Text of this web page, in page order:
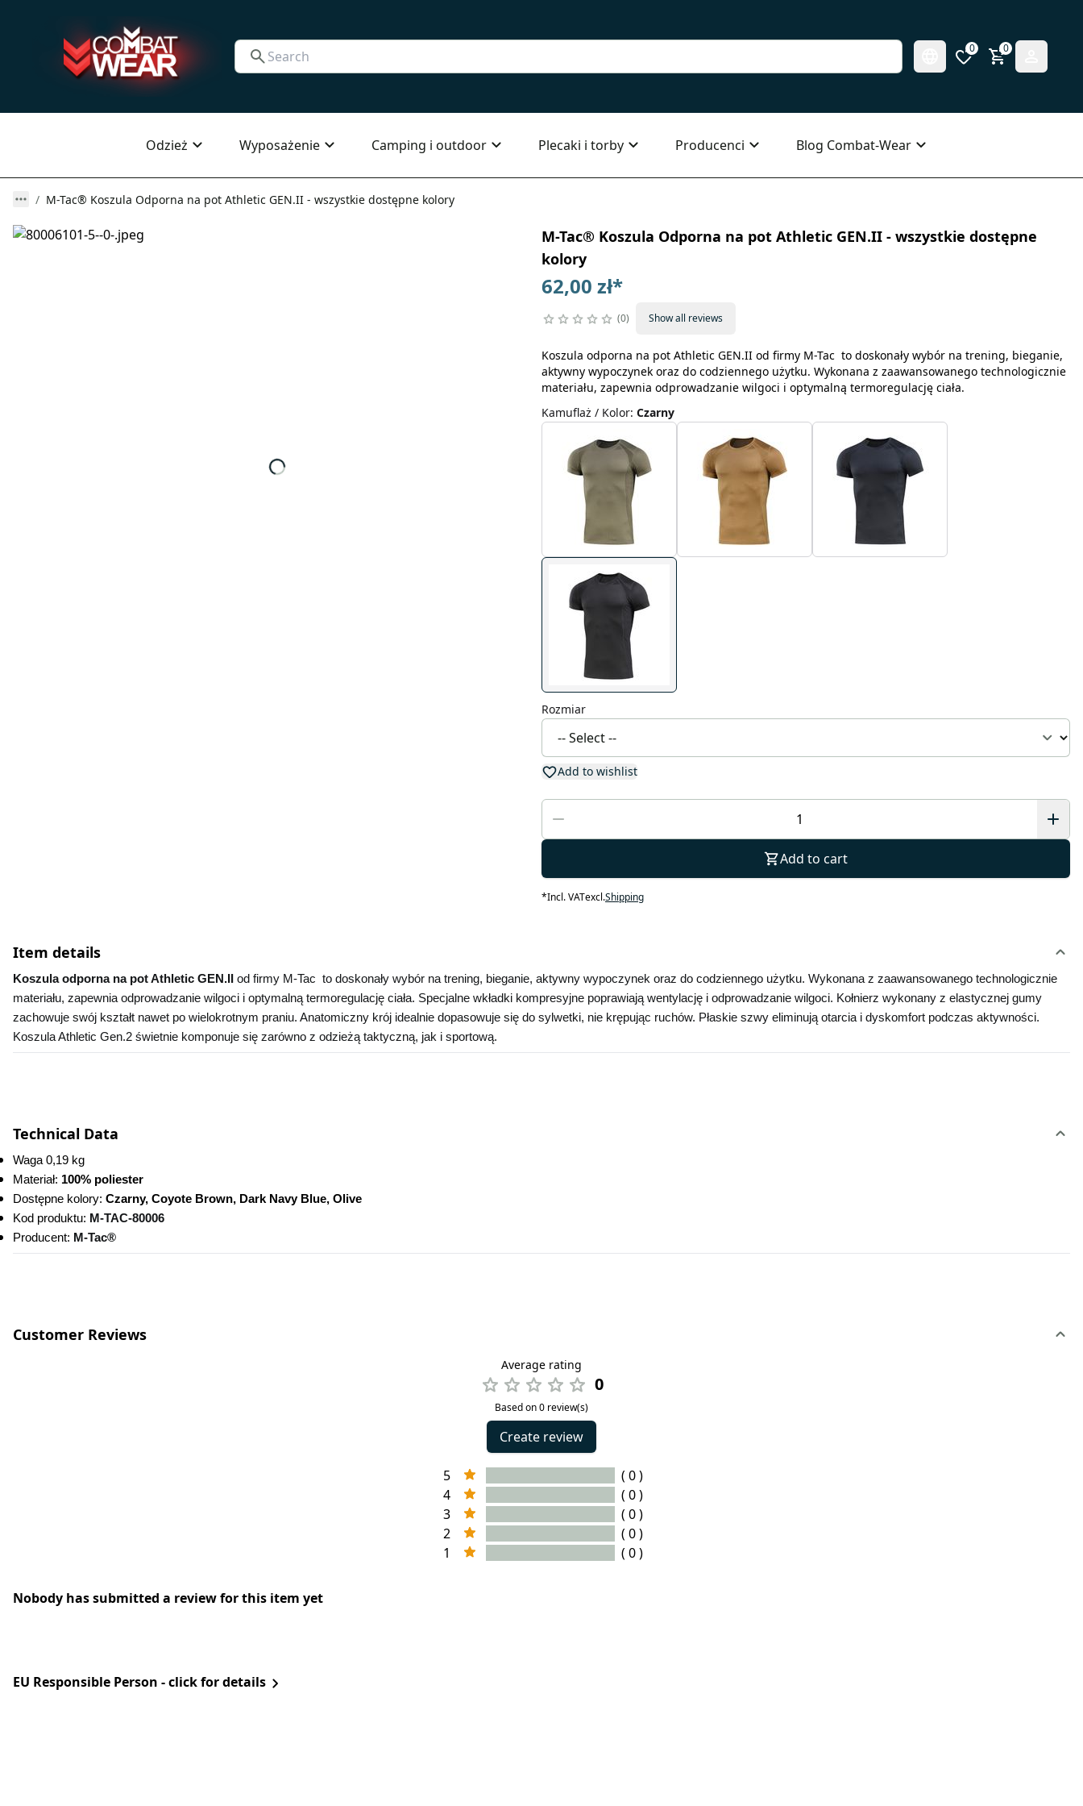
0 0
Odzież Wyposażenie Camping i outdoor Plecaki i torby Producenci Blog Combat-Wear
M-Tac® Koszula Odporna na pot Athletic GEN.II - wszystkie dostępne kolory
M-Tac® Koszula Odporna na pot Athletic GEN.II - wszystkie dostępne
kolory
62,00 zł*
0 Show all reviews
Koszula odporna na pot Athletic GEN.II od firmy M-Tac to doskonały wybór na trening, bieganie,
aktywny wypoczynek oraz do codziennego użytku. Wykonana z zaawansowanego technologicznie
materiału, zapewnia odprowadzanie wilgoci i optymalną termoregulację ciała.
Kamuflaż / Kolor: Czarny
Rozmiar
Add to wishlist
Add to cart
*Incl. VATexcl.Shipping
Item details
Koszula odporna na pot Athletic GEN.II od firmy M-Tac  to doskonały wybór na trening, bieganie, aktywny wypoczynek oraz do codziennego użytku. Wykonana z zaawansowanego technologicznie
materiału, zapewnia odprowadzanie wilgoci i optymalną termoregulację ciała. Specjalne wkładki kompresyjne poprawiają wentylację i odprowadzanie wilgoci. Kołnierz wykonany z elastycznej gumy
zachowuje swój kształt nawet po wielokrotnym praniu. Anatomiczny krój idealnie dopasowuje się do sylwetki, nie krępując ruchów. Płaskie szwy eliminują otarcia i dyskomfort podczas aktywności.
Koszula Athletic Gen.2 świetnie komponuje się zarówno z odzieżą taktyczną, jak i sportową.
Technical Data
Waga 0,19 kg
Materiał: 100% poliester
Dostępne kolory: Czarny, Coyote Brown, Dark Navy Blue, Olive
Kod produktu: M-TAC-80006
Producent: M-Tac®
Customer Reviews
Average rating
0
Based on 0 review(s)
Create review
5
( 0 )
4
( 0 )
3
( 0 )
2
( 0 )
1
( 0 )
Nobody has submitted a review for this item yet
EU Responsible Person - click for details